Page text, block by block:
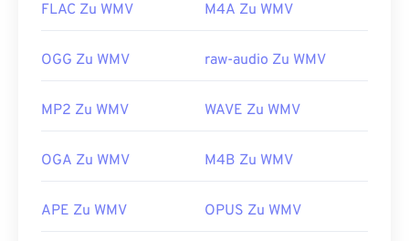
FLAC Zu WMV M4A Zu WMV
OGG Zu WMV raw-audio Zu WMV
MP2 Zu WMV WAVE Zu WMV
OGA Zu WMV M4B Zu WMV
APE Zu WMV OPUS Zu WMV